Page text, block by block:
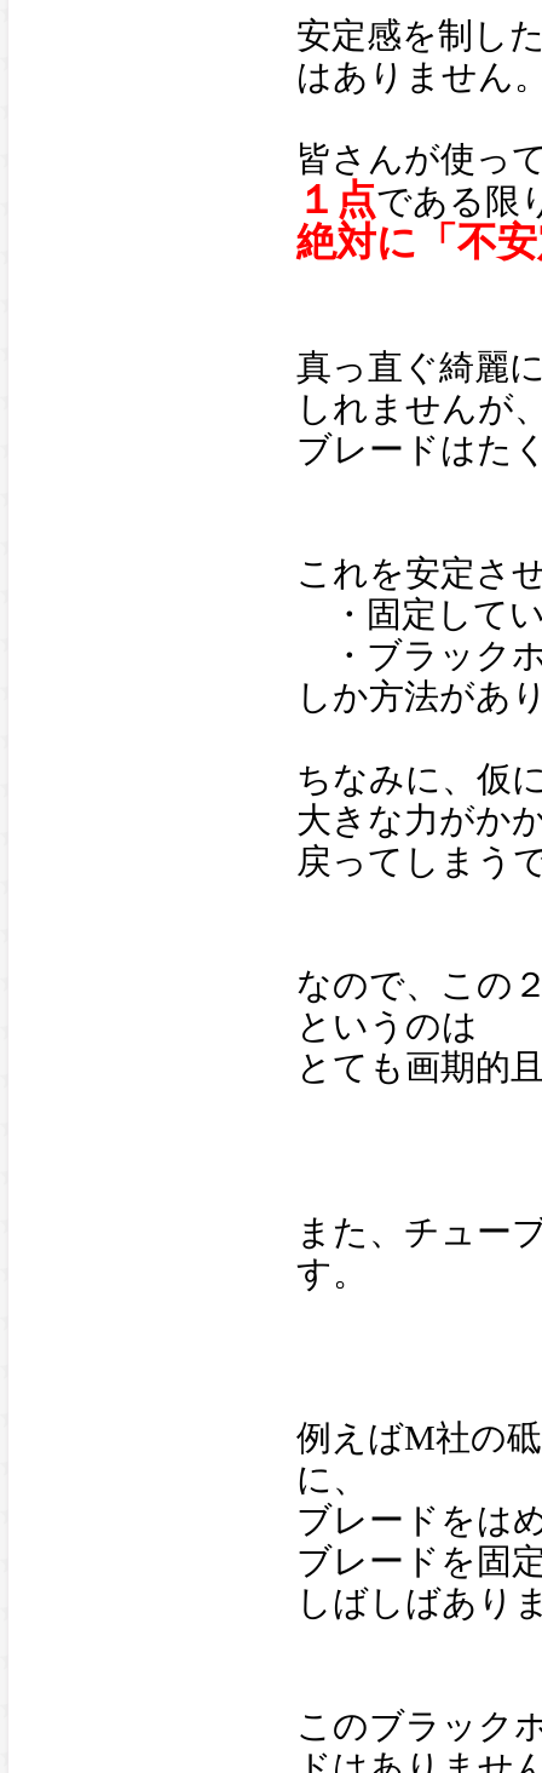
安定感を制し
はありません
皆さんが使っ
１点である限
絶対に「不
真っ直ぐ綺麗
しれませんが
ブレードはた
これを安定さ
・固定して
・ブラック
しか方法があ
ちなみに、仮
大きな力がか
戻ってしまう
なので、この
というのは
とても画期的
また、チュー
す。
例えばM社の
に、
ブレードをは
ブレードを固
しばしばあり
このブラック